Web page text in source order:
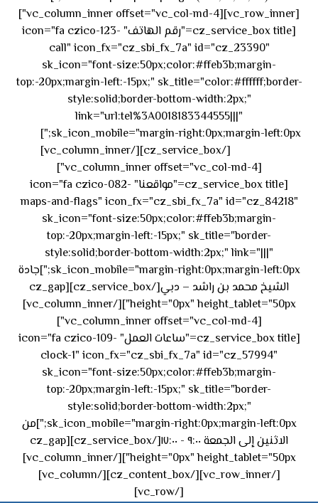
[vc_row_inner][vc_column_inner offset="vc_col-md-4"]
[cz_service_box title="رقم الهاتف" icon="fa czico-123-
call" icon_fx="cz_sbi_fx_7a" id="cz_23390"
sk_icon="font-size:50px;color:#ffeb3b;margin-
top:-20px;margin-left:-15px;" sk_title="color:#ffffff;border-
style:solid;border-bottom-width:2px;"
link="url:tel%3A0018183344555|||"
sk_icon_mobile="margin-right:0px;margin-left:0px;"]
[/cz_service_box][/vc_column_inner]
[vc_column_inner offset="vc_col-md-4"]
[cz_service_box title="مواقعنا" icon="fa czico-082-
maps-and-flags" icon_fx="cz_sbi_fx_7a" id="cz_84218"
sk_icon="font-size:50px;color:#ffeb3b;margin-
top:-20px;margin-left:-15px;" sk_title="border-
style:solid;border-bottom-width:2px;" link="|||"
sk_icon_mobile="margin-right:0px;margin-left:0px;"]جادة
الشيخ محمد بن راشد – دبي[/cz_service_box][cz_gap
height="0px" height_tablet="50px"][/vc_column_inner]
[vc_column_inner offset="vc_col-md-4"]
[cz_service_box title="ساعات العمل" icon="fa czico-109-
clock-1" icon_fx="cz_sbi_fx_7a" id="cz_57994"
sk_icon="font-size:50px;color:#ffeb3b;margin-
top:-20px;margin-left:-15px;" sk_title="border-
style:solid;border-bottom-width:2px;"
sk_icon_mobile="margin-right:0px;margin-left:0px;"]من
الاثنين إلى الجمعة ٩:٠٠ - ١٧:٠٠[/cz_service_box][cz_gap
height="0px" height_tablet="50px"][/vc_column_inner]
[/vc_row_inner][/cz_content_box][/vc_column]
[/vc_row]